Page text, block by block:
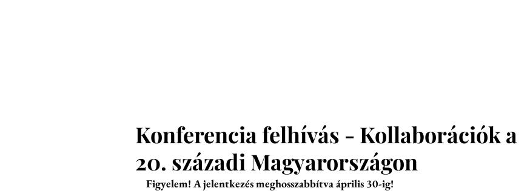
Konferencia felhívás - Kollaborációk a
20. századi Magyarországon
Figyelem! A jelentkezés meghosszabbítva április 30-ig!